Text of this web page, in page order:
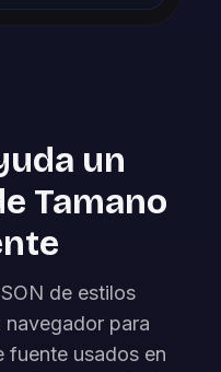
un
Tamano
de estilos
para
fuente usados en